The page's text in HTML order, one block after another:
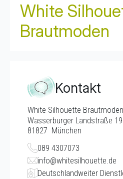
White
Brautmoden
Kontakt
White Silhouette Brautmoden
Wasserburger Landstraße
81827 München
089 4307073
info@whitesilhouette.de
Deutschlandweiter